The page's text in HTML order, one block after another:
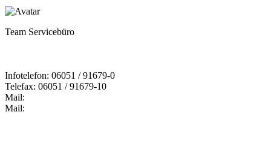
Team Servicebüro
Infotelefon: 06051 / 91679-0
Telefax: 06051 / 91679-10
Mail:
Mail: